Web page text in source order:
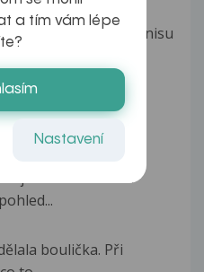
dobou se mi na penisu
se mi udělal na
jsem si nahmatal
boulička. Při
a tím vám lépe
Nastavení